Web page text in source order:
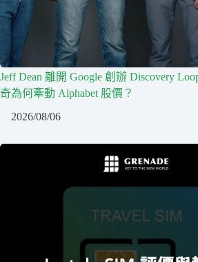
Jeff Dean 離開 Google 創辦 Discovery
奇為何牽動 Alphabet 股價？
2026/08/06